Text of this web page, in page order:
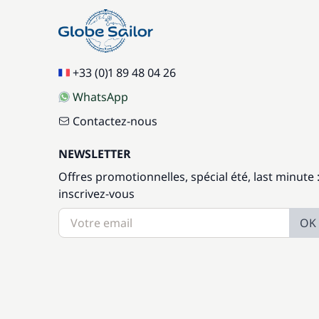
+33 (0)1 89 48 04 26
WhatsApp
Contactez-nous
NEWSLETTER
Offres promotionnelles, spécial été, last minute :
inscrivez-vous
OK